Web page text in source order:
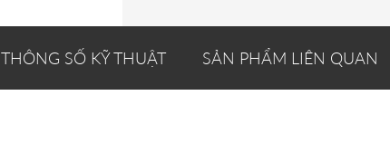
THÔNG SỐ KỸ THUẬT SẢN PHẨM LIÊN QUAN